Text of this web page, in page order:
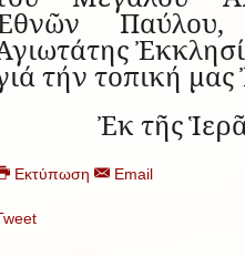
Παύλου,
τήν τοπική
Ἐκ τῆς
Εκτύπωση Email